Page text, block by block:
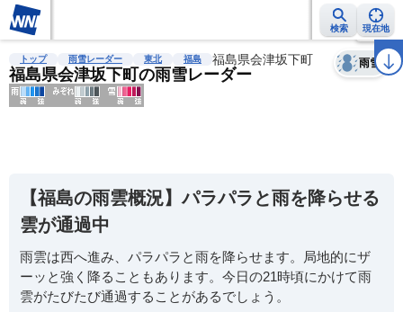
検索 現在地
雨雲レーダー 台風情報 地震情報 警報・注意報 2週間天気 ラ
トップ 雨雪レーダー 東北 福島 福島県会津坂下町
福島県会津坂下町の雨雪レーダー
雨雪
天気 台風
【福島の雨雲概況】パラパラと雨を降らせる
雲が通過中
雨雲は西へ進み、パラパラと雨を降らせます。局地的にザ
ーッと強く降ることもあります。今日の21時頃にかけて雨
雲がたびたび通過することがあるでしょう。